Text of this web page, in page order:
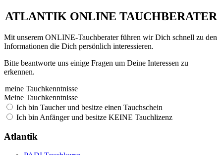
ATLANTIK ONLINE TAUCHBERATER
Mit unserem ONLINE-Tauchberater führen wir Dich schnell zu den
Informationen die Dich persönlich interessieren.
Bitte beantworte uns einige Fragen um Deine Interessen zu
erkennen.
meine Tauchkenntnisse
Meine Tauchkenntnisse
Ich bin Taucher und besitze einen Tauchschein
Ich bin Anfänger und besitze KEINE Tauchlizenz
Atlantik